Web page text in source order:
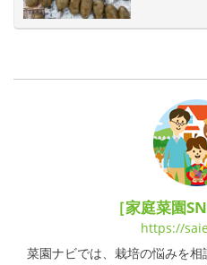
［家庭菜園
https://
菜園ナビでは、栽培の悩みを